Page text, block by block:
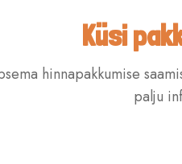
Küsi
hinnapakkumise
palju